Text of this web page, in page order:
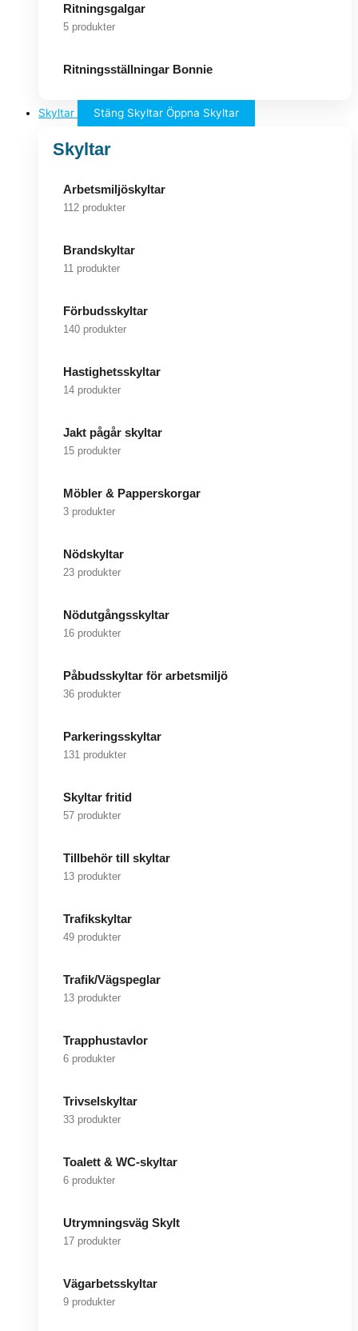
Ritningsgalgar
5 produkter
Ritningsställningar Bonnie
Skyltar Stäng Skyltar Öppna Skyltar
Skyltar
Arbetsmiljöskyltar
112 produkter
Brandskyltar
11 produkter
Förbudsskyltar
140 produkter
Hastighetsskyltar
14 produkter
Jakt pågår skyltar
15 produkter
Möbler & Papperskorgar
3 produkter
Nödskyltar
23 produkter
Nödutgångsskyltar
16 produkter
Påbudsskyltar för arbetsmiljö
36 produkter
Parkeringsskyltar
131 produkter
Skyltar fritid
57 produkter
Tillbehör till skyltar
13 produkter
Trafikskyltar
49 produkter
Trafik/Vägspeglar
13 produkter
Trapphustavlor
6 produkter
Trivselskyltar
33 produkter
Toalett & WC-skyltar
6 produkter
Utrymningsväg Skylt
17 produkter
Vägarbetsskyltar
9 produkter